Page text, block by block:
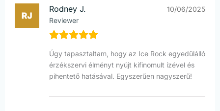
Rodney J.
Reviewer
10/06/2025
Úgy tapasztaltam, hogy az Ice Rock egyedülálló
érzékszervi élményt nyújt kifinomult ízével és
pihentető hatásával. Egyszerűen nagyszerű!